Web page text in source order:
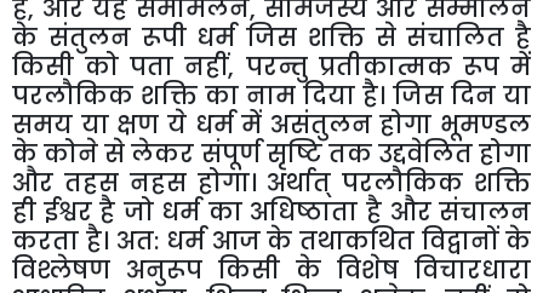
है, और यह समामेलन, सामंजस्य और सम्मीलन
के संतुलन रूपी धर्म जिस शक्ति से संचालित है
किसी को पता नहीं, परन्तु प्रतीकात्मक रूप में
परलौकिक शक्ति का नाम दिया है। जिस दिन या
समय या क्षण ये धर्म में असंतुलन होगा भूमण्डल
केकोनेसेलेकर संपूर्णसृष्टितकउद्दवेलितहोगा
और तहस नहस होगा। अर्थात् परलौकिक शक्ति
ही ईश्वर है जो धर्म का अधिष्ठाता है और संचालन
करता है। अत: धर्म आज के तथाकथित विद्वानों के
विश्लेषण अनुरूप किसी के विशेष विचारधारा